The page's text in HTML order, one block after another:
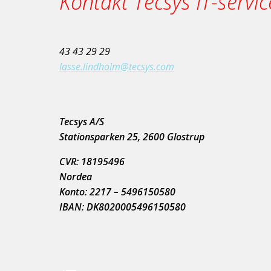
43 43 29 29
lasse.lindholm@tecsys.com
Tecsys A/S
Stationsparken 25, 2600 Glostrup
CVR: 18195496
Nordea
Konto: 2217 – 5496150580
IBAN: DK8020005496150580